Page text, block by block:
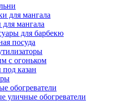
для мангала
мангала
для барбекю
посуда
с огоньком
казан
обогреватели
уличные обогреватели